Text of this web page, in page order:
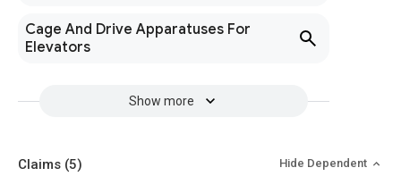
Cage And Drive Apparatuses For
Elevators
Show more
Claims (5) Hide Dependent